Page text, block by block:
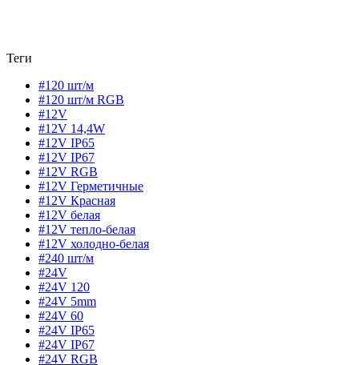
Теги
#120 шт/м
#120 шт/м RGB
#12V
#12V 14,4W
#12V IP65
#12V IP67
#12V RGB
#12V Герметичные
#12V Красная
#12V белая
#12V тепло-белая
#12V холодно-белая
#240 шт/м
#24V
#24V 120
#24V 5mm
#24V 60
#24V IP65
#24V IP67
#24V RGB